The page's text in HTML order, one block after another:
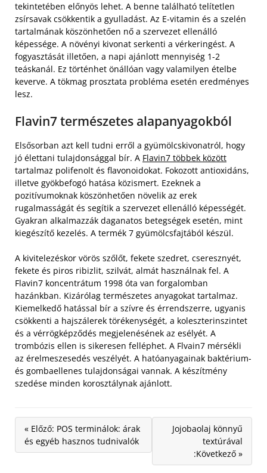
tekintetében előnyös lehet. A benne található telítetlen
zsírsavak csökkentik a gyulladást. Az E-vitamin és a szelén
tartalmának köszönhetően nő a szervezet ellenálló
képessége. A növényi kivonat serkenti a vérkeringést. A
fogyasztását illetően, a napi ajánlott mennyiség 1-2
teáskanál. Ez történhet önállóan vagy valamilyen ételbe
keverve. A tökmag prosztata probléma esetén eredményes
lesz.
Flavin7 természetes alapanyagokból
Elsősorban azt kell tudni erről a gyümölcskivonatról, hogy
jó élettani tulajdonsággal bír. A Flavin7 többek között
tartalmaz polifenolt és flavonoidokat. Fokozott antioxidáns,
illetve gyökbefogó hatása közismert. Ezeknek a
pozitívumoknak köszönhetően növelik az erek
rugalmasságát és segítik a szervezet ellenálló képességét.
Gyakran alkalmazzák daganatos betegségek esetén, mint
kiegészítő kezelés. A termék 7 gyümölcsfajtából készül.
A kivitelezéskor vörös szőlőt, fekete szedret, cseresznyét,
fekete és piros ribizlit, szilvát, almát használnak fel. A
Flavin7 koncentrátum 1998 óta van forgalomban
hazánkban. Kizárólag természetes anyagokat tartalmaz.
Kiemelkedő hatással bír a szívre és érrendszerre, ugyanis
csökkenti a hajszálerek törékenységét, a koleszterinszintet
és a vérrögképződés megjelenésének az esélyét. A
trombózis ellen is sikeresen felléphet. A Flvain7 mérsékli
az érelmeszesedés veszélyét. A hatóanyagainak baktérium-
és gombaellenes tulajdonságai vannak. A készítmény
szedése minden korosztálynak ajánlott.
« Előző: POS terminálok: árak
és egyéb hasznos tudnivalók
Jojobaolaj könnyű
textúrával
:Következő »